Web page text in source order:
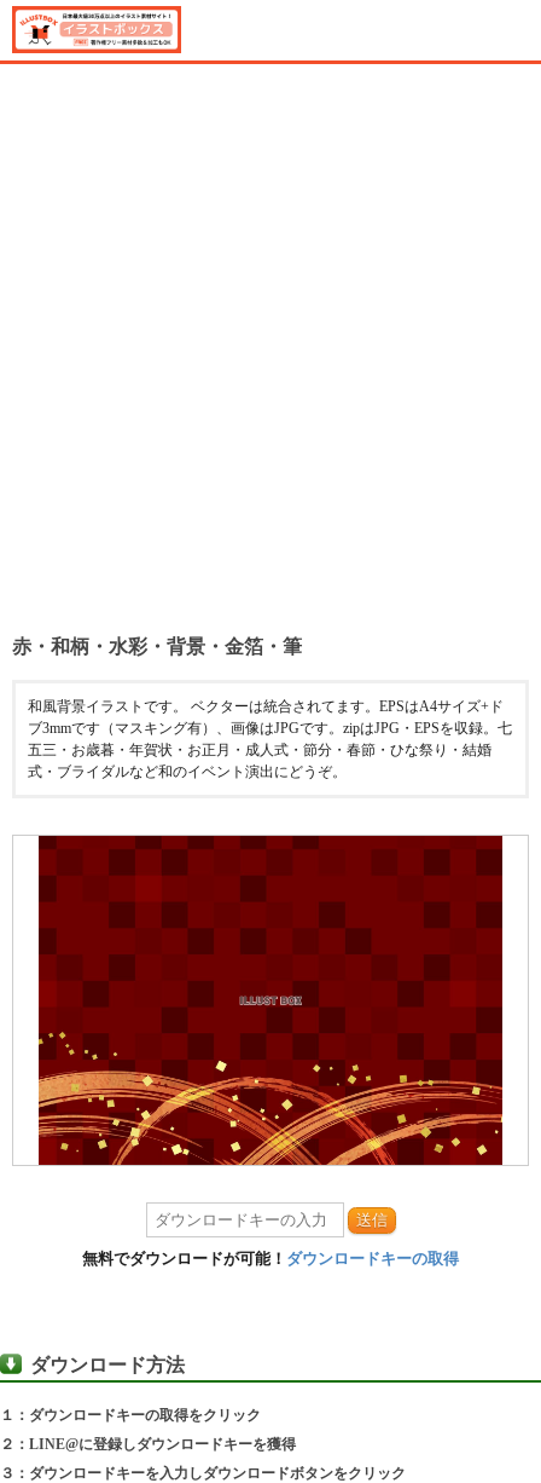
赤・和柄・水彩・背景・金箔・筆
和風背景イラストです。 ベクターは統合されてます。EPSはA4サイズ+ド
ブ3mmです（マスキング有）、画像はJPGです。zipはJPG・EPSを収録。七
五三・お歳暮・年賀状・お正月・成人式・節分・春節・ひな祭り・結婚
式・ブライダルなど和のイベント演出にどうぞ。
送信
無料でダウンロードが可能！ ダウンロードキーの取得
ダウンロード方法
１：ダウンロードキーの取得をクリック
２：LINE@に登録しダウンロードキーを獲得
３：ダウンロードキーを入力しダウンロードボタンをクリック